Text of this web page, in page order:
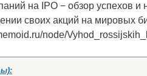
на IPO − обзор успехов и
своих акций на мировых
node/